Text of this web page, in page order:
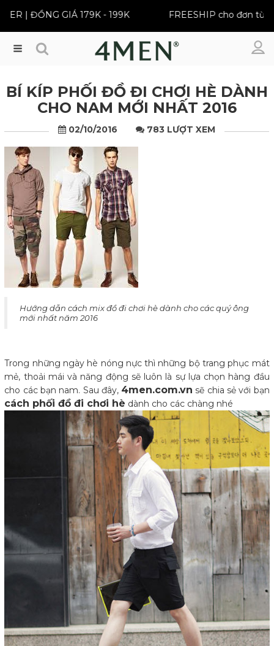
GIÁ 179K - 199K FREESHIP cho đơn từ 399K
Menu
BÍ KÍP PHỐI ĐỒ ĐI CHƠI HÈ DÀNH
CHO NAM MỚI NHẤT 2016
02/10/2016 783 LƯỢT XEM
Hướng dẫn cách mix đồ đi chơi hè dành cho các quý ông
mới nhất năm 2016
Trong những ngày hè nóng nực thì những bộ trang phục mát
mẻ, thoải mái và năng động sẽ luôn là sự lựa chọn hàng đầu
cho các bạn nam. Sau đây, 4men.com.vn sẽ chia sẻ với bạn
cách phối đồ đi chơi hè dành cho các chàng nhé